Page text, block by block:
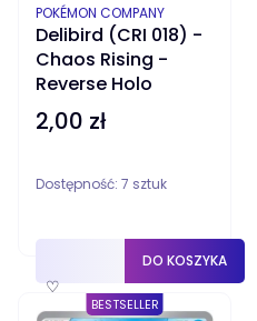
Delibird (CRI 018) -
Chaos Rising -
Reverse Holo
PRODUCENT
POKÉMON COMPANY
Cena
2,00 zł
Dostępność: 7 sztuk
♡
DO KOSZYKA
BESTSELLER